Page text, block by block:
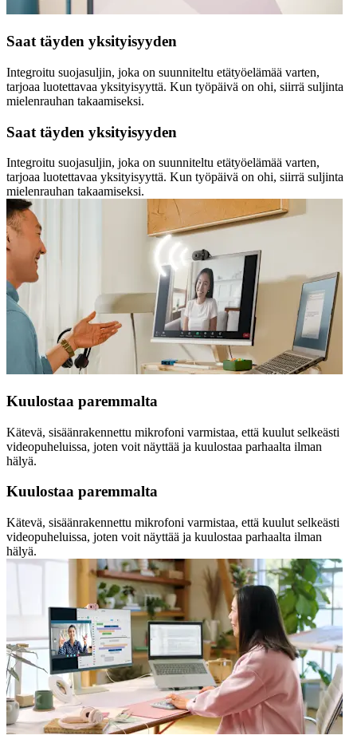
Saat täyden yksityisyyden
Integroitu suojasuljin, joka on suunniteltu etätyöelämää varten,
tarjoaa luotettavaa yksityisyyttä. Kun työpäivä on ohi, siirrä suljinta
mielenrauhan takaamiseksi.
Saat täyden yksityisyyden
Integroitu suojasuljin, joka on suunniteltu etätyöelämää varten,
tarjoaa luotettavaa yksityisyyttä. Kun työpäivä on ohi, siirrä suljinta
mielenrauhan takaamiseksi.
Kuulostaa paremmalta
Kätevä, sisäänrakennettu mikrofoni varmistaa, että kuulut selkeästi
videopuheluissa, joten voit näyttää ja kuulostaa parhaalta ilman
hälyä.
Kuulostaa paremmalta
Kätevä, sisäänrakennettu mikrofoni varmistaa, että kuulut selkeästi
videopuheluissa, joten voit näyttää ja kuulostaa parhaalta ilman
hälyä.